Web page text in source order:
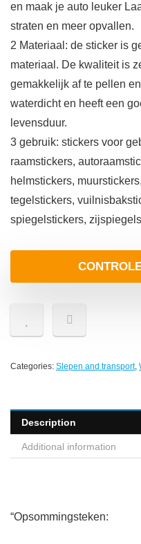
en maak je auto leuker
straten en meer opvallen.
2 Materiaal: de sticker is
materiaal. De kwaliteit is
gemakkelijk af te pellen
waterdicht en heeft een
levensduur.
3 gebruik: stickers voor
raamstickers,
helmstickers,
tegelstickers,
spiegelstickers,
Categories: Slepen and transport,
Description
Additional information
“Opsommingsteken: